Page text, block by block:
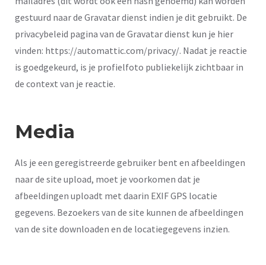
gestuurd naar de Gravatar dienst indien je dit gebruikt. De
privacybeleid pagina van de Gravatar dienst kun je hier
vinden: https://automattic.com/privacy/. Nadat je reactie
is goedgekeurd, is je profielfoto publiekelijk zichtbaar in
de context van je reactie.
Media
Als je een geregistreerde gebruiker bent en afbeeldingen
naar de site upload, moet je voorkomen dat je
afbeeldingen uploadt met daarin EXIF GPS locatie
gegevens. Bezoekers van de site kunnen de afbeeldingen
van de site downloaden en de locatiegegevens inzien.